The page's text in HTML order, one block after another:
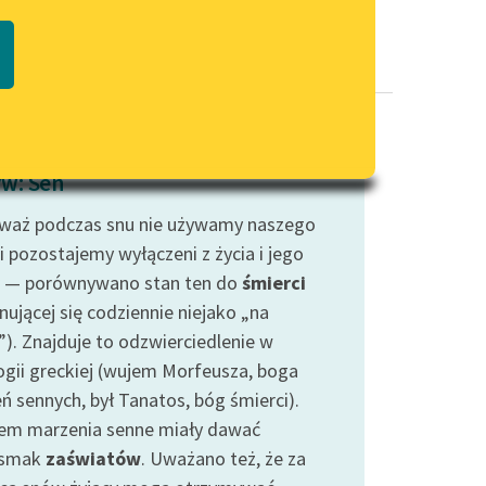
PDF
wrażliwych
Deklaracja dostępności
Sen
podczas snu nie używamy naszego
i pozostajemy wyłączeni z życia i jego
— porównywano stan ten do śmierci
się codziennie niejako „na
Znajduje to odzwierciedlenie w
greckiej (wujem Morfeusza, boga
sennych, był Tanatos, bóg śmierci).
marzenia senne miały dawać
zaświatów. Uważano też, że za